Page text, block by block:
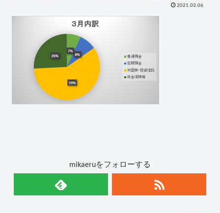
2021.03.06
mikaeruをフォローする